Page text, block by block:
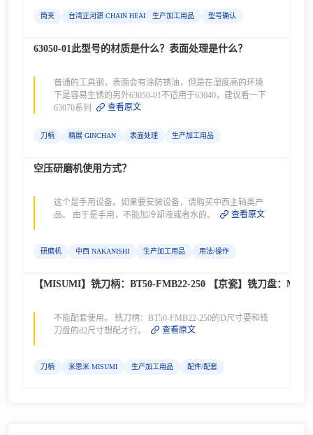
筒夹 台湾正河源 CHAIN HEADWAY生产加工用品 型号确认
63050-01此型号的材质是什么？表面处理是什么？
普通的工具钢，表面会有涂防锈油，但是在湿度高的环境
下是容易生锈的另外63050-01不适用于63040，建议看一下
63070系列
查看原文
刀柄 精展 GINCHAN 表面处理 生产加工用品
空压研磨机使用方式？
这个是手用设备。如果要安装设备，请购买中西主轴类产
品。 由于是手用，不能加冷却液或者水的。
查看原文
研磨机 中西 NAKANISHI 生产加工用品 用法/操作
不能配套使用。 铣刀柄：BT50-FMB22-250的D尺寸要和铣
刀盘的d2尺寸想配才行。
查看原文
刀柄 米思米 MISUMI 生产加工用品 配件/配套